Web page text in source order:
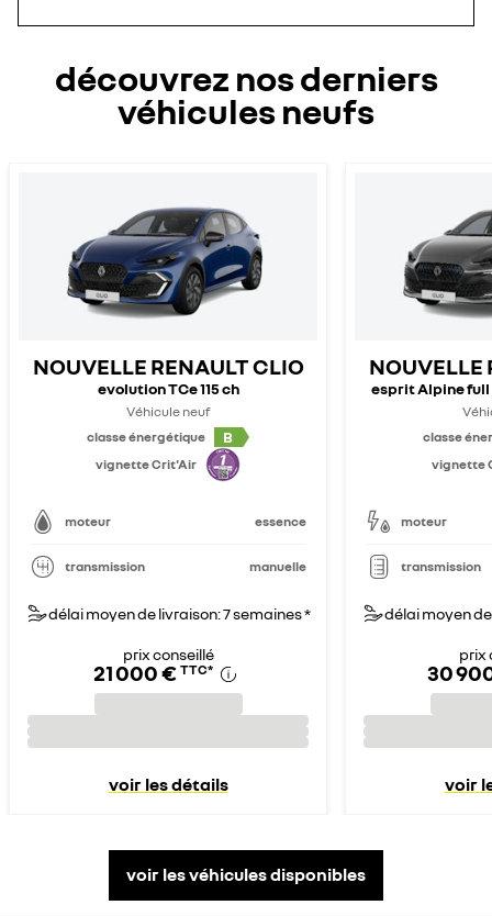
découvrez nos derniers
véhicules neufs
NOUVELLE RENAULT CLIO
evolution TCe 115 ch
Véhicule neuf
classe énergétique
B
vignette Crit'Air
moteur essence
transmission manuelle
délai moyen de livraison: 7 semaines *
prix conseillé
21 000 € TTC*
voir les détails
NOUVELLE
esprit Alpine full
classe
vignette
moteur
transmission
délai moyen
prix
30
voir
voir les véhicules disponibles